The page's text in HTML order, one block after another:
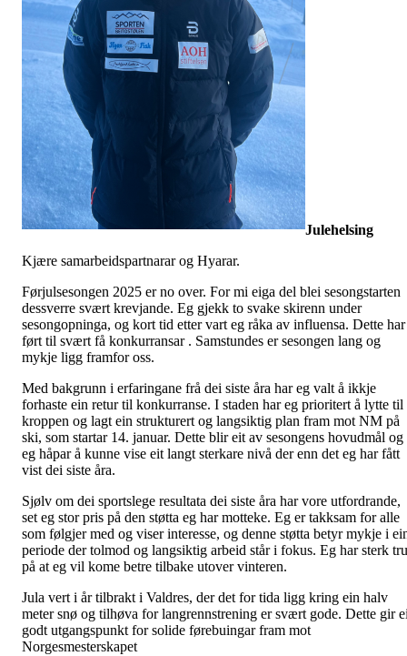
Julehelsing
Kjære samarbeidspartnarar og Hyarar.
Førjulsesongen 2025 er no over. For mi eiga del blei sesongstarten
dessverre svært krevjande. Eg gjekk to svake skirenn under
sesongopninga, og kort tid etter vart eg råka av influensa. Dette har
ført til svært få konkurransar . Samstundes er sesongen lang og
mykje ligg framfor oss.
Med bakgrunn i erfaringane frå dei siste åra har eg valt å ikkje
forhaste ein retur til konkurranse. I staden har eg prioritert å lytte til
kroppen og lagt ein strukturert og langsiktig plan fram mot NM på
ski, som startar 14. januar. Dette blir eit av sesongens hovudmål og
eg håpar å kunne vise eit langt sterkare nivå der enn det eg har fått
vist dei siste åra.
Sjølv om dei sportslege resultata dei siste åra har vore utfordrande,
set eg stor pris på den støtta eg har motteke. Eg er takksam for alle
som følgjer med og viser interesse, og denne støtta betyr mykje i
periode der tolmod og langsiktig arbeid står i fokus. Eg har sterk tru
på at eg vil kome betre tilbake utover vinteren.
Jula vert i år tilbrakt i Valdres, der det for tida ligg kring ein halv
meter snø og tilhøva for langrennstrening er svært gode. Dette gir
godt utgangspunkt for solide førebuingar fram mot
Norgesmesterskapet